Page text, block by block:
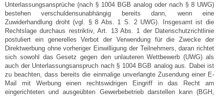
Unterlassungsansprüche (nach § 1004 BGB analog oder nach § 8 UWG)
bestehen verschuldensunabhängig bereits dann, wenn eine
Zuwiderhandlung droht (vgl. § 8 Abs. 1 S. 2 UWG). Insgesamt ist die
Rechtslage durchaus restriktiv, Art. 13 Abs. 1 der Datenschutzrichtlinie
postuliert ein generelles Verbot der Verwendung für die Zwecke der
Direktwerbung ohne vorheriger Einwilligung der Teilnehmers, daran richtet
sich sowohl das Gesetz gegen den unlauteren Wettbewerb (UWG) als
auch der Unterlassungsanspruch nach § 1004 BGB analog aus. Dabei ist
zu beachten, dass bereits die einmalige unverlangte Zusendung einer E-
Mail mit Werbung einen rechtswidrigen Eingriff in das Recht am
eingerichteten und ausgeübten Gewerbebetrieb darstellen kann (BGH,